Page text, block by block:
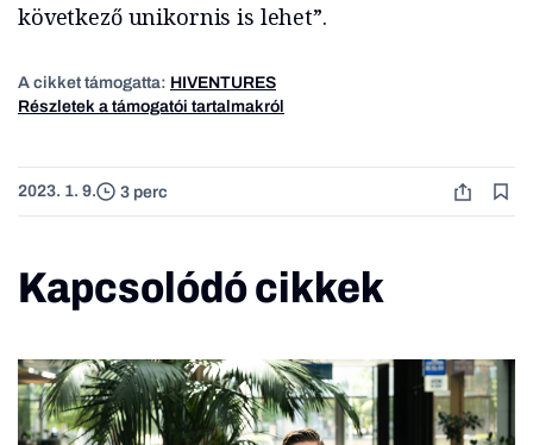
következő unikornis is lehet”.
A cikket támogatta: HIVENTURES
Részletek a támogatói tartalmakról
2023. 1. 9. 3 perc
Kapcsolódó cikkek